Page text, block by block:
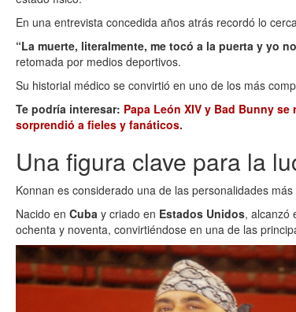
En una entrevista concedida años atrás recordó lo
“La muerte, literalmente, me tocó a la puerta y yo
retomada por medios deportivos.
Su historial médico se convirtió en uno de los más
Te podría interesar: Papa León XIV y Bad Bunny
sorprendió a fieles y fanáticos.
Una figura clave para la
Konnan es considerado una de las personalidades
Nacido en Cuba y criado en Estados Unidos, alcanzó
ochenta y noventa, convirtiéndose en una de las